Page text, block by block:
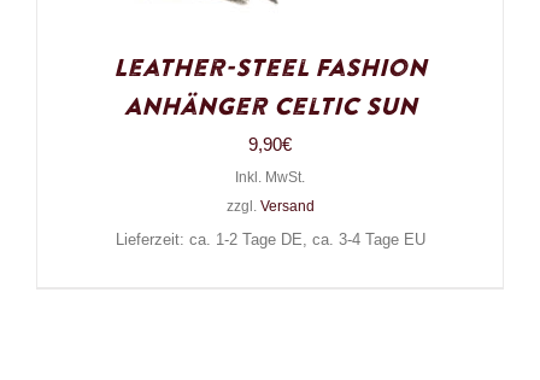
Leather-Steel Fashion
Anhänger Celtic Sun
9,90€
Inkl. MwSt.
zzgl. Versand
Lieferzeit: ca. 1-2 Tage DE, ca. 3-4 Tage EU